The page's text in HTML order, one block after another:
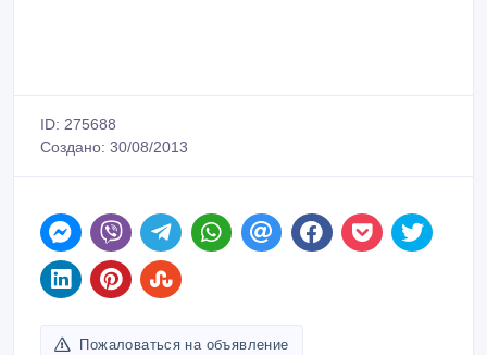
ID: 275688
Создано: 30/08/2013
Пожаловаться на объявление